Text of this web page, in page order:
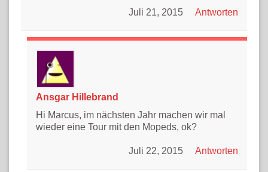
Antworten
Juli 21, 2015
Ansgar Hillebrand
Hi Marcus, im nächsten Jahr machen wir mal
wieder eine Tour mit den Mopeds, ok?
Antworten
Juli 22, 2015